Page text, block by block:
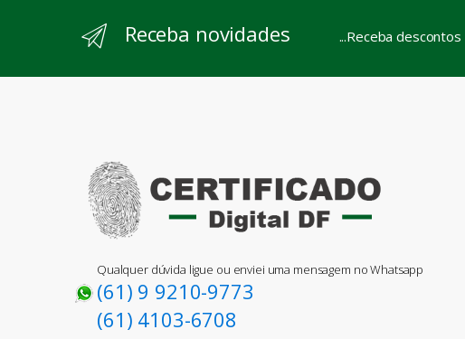
Receba novidades ...Receba descontos
Qualquer dúvida ligue ou enviei uma mensagem no Whatsapp
(61) 9 9210-9773
(61) 4103-6708